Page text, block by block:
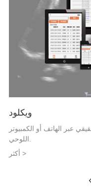
ويكلود
عبر الهاتف أو الكمبيوتر
أكثر >